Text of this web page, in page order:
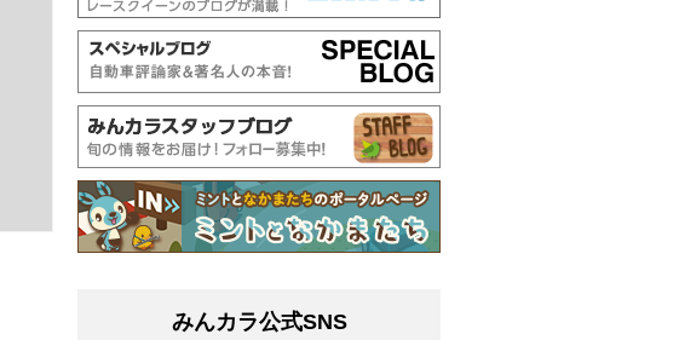
みんカラ公式SNS